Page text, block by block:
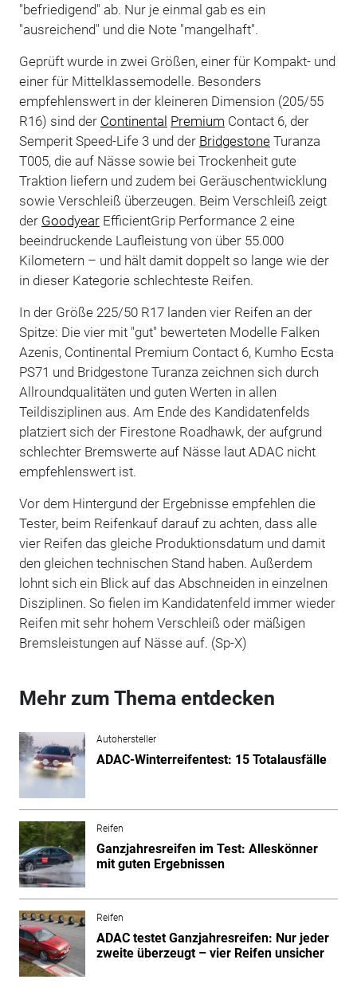
"befriedigend" ab. Nur je einmal gab es ein
"ausreichend" und die Note "mangelhaft".
Geprüft wurde in zwei Größen, einer für Kompakt- und
einer für Mittelklassemodelle. Besonders
empfehlenswert in der kleineren Dimension (205/55
R16) sind der Continental Premium Contact 6, der
Semperit Speed-Life 3 und der BridgestoneTuranza
T005, die auf Nässe sowie bei Trockenheit gute
Traktion liefern und zudem bei Geräuschentwicklung
sowie Verschleiß überzeugen. Beim Verschleiß zeigt
der GoodyearEfficientGrip Performance 2 eine
beeindruckende Laufleistung von über 55.000
Kilometern – und hält damit doppelt so lange wie der
in dieser Kategorie schlechteste Reifen.
In der Größe 225/50 R17 landen vier Reifen an der
Spitze: Die vier mit "gut" bewerteten Modelle Falken
Azenis, Continental Premium Contact 6, Kumho Ecsta
PS71 und Bridgestone Turanza zeichnen sich durch
Allroundqualitäten und guten Werten in allen
Teildisziplinen aus. Am Ende des Kandidatenfelds
platziert sich der Firestone Roadhawk, der aufgrund
schlechter Bremswerte auf Nässe laut ADAC nicht
empfehlenswert ist.
Vor dem Hintergund der Ergebnisse empfehlen die
Tester, beim Reifenkauf darauf zu achten, dass alle
vier Reifen das gleiche Produktionsdatum und damit
den gleichen technischen Stand haben. Außerdem
lohnt sich ein Blick auf das Abschneiden in einzelnen
Disziplinen. So fielen im Kandidatenfeld immer wieder
Reifen mit sehr hohem Verschleiß oder mäßigen
Bremsleistungen auf Nässe auf. (Sp-X)
Mehr zum Thema entdecken
Autohersteller
ADAC-Winterreifentest: 15 Totalausfälle
Reifen
Ganzjahresreifen im Test: Alleskönner
mit guten Ergebnissen
Reifen
ADAC testet Ganzjahresreifen: Nur jeder
zweite überzeugt – vier Reifen unsicher